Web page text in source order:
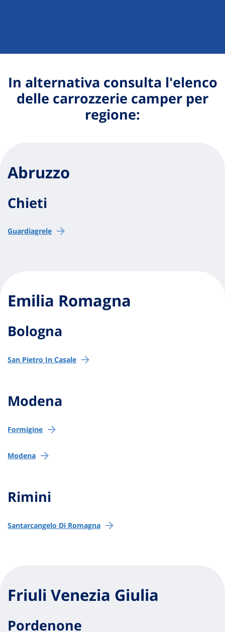
In alternativa consulta l'elenco
delle carrozzerie camper per
regione:
Abruzzo
Chieti
Guardiagrele
Emilia Romagna
Bologna
San Pietro In Casale
Modena
Formigine
Modena
Rimini
Santarcangelo Di Romagna
Friuli Venezia Giulia
Pordenone